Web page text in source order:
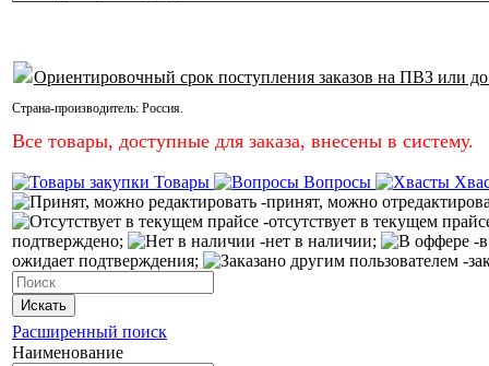
Ориентировочный срок поступления заказов на ПВЗ или
Страна-производитель: Россия.
Все товары, доступные для заказа, внесены в систему.
Товары Вопросы
-принят, можно
-отсутствует в текущем
подтверждено;
-нет в наличии;
-
ожидает подтверждения;
-
Искать
Расширенный поиск
Наименование